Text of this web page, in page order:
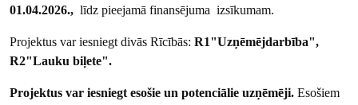
01.04.2026., līdz pieejamā finansējuma izsīkumam.
Projektus var iesniegt divās Rīcībās:R1"Uzņēmējdarbība",
R2"Lauku biļete".
Projektus var iesniegt esošie un potenciālie uzņēmēji. Esošiem